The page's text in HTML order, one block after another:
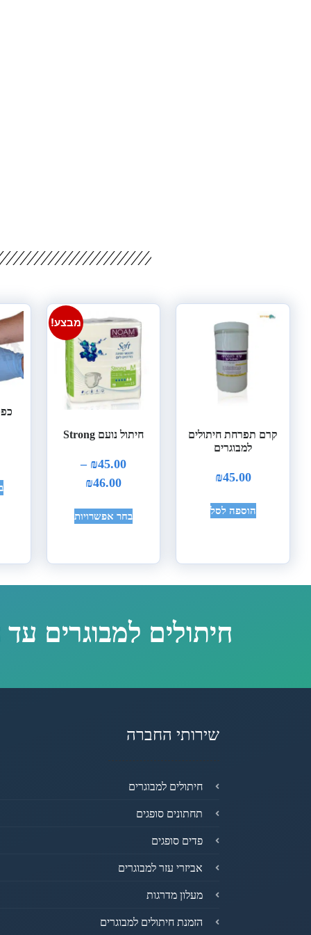
קרם תפרחת חיתולים
למבוגרים
₪45.00
הוספה לסל
מבצע!
חיתול נועם Strong
₪45.00
–
₪46.00
בחר אפשרויות
חיתולים למבוגרים
שירותי החברה
חיתולים למבוגרים
תחתונים סופגים
פדים סופגים
אביזרי עזר למבוגרים
מעלון מדרגות
הזמנת חיתולים למבוגרים